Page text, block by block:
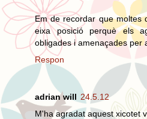
Em de recordar que moltes
eixa posició perquè els
obligades i amenaçades per
Respon
adrian will 24.5.12
M'ha agradat aquest xicotet